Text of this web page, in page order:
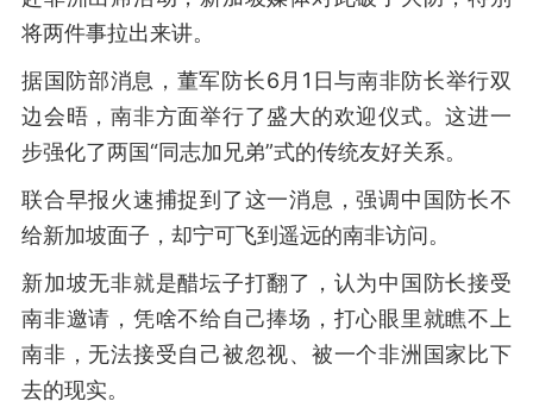
将两件事拉出来讲。
据国防部消息，董军防长6月1日与南非防长举行双
边会晤，南非方面举行了盛大的欢迎仪式。这进一
步强化了两国“同志加兄弟”式的传统友好关系。
联合早报火速捕捉到了这一消息，强调中国防长不
给新加坡面子，却宁可飞到遥远的南非访问。
新加坡无非就是醋坛子打翻了，认为中国防长接受
南非邀请，凭啥不给自己捧场，打心眼里就瞧不上
南非，无法接受自己被忽视、被一个非洲国家比下
去的现实。